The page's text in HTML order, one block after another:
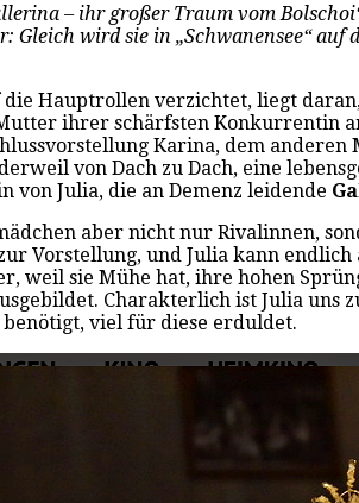
– ihr großer Traum vom
Gleich wird sie in „Schwanensee“ auf
die Hauptrollen verzichtet, liegt
ihrer schärfsten Konkurrentin
Karina, dem
von Dach zu Dach, eine
Julia, die an Demenz leidende
aber nicht nur Rivalinnen,
Vorstellung, und Julia kann
weil sie Mühe hat, ihre hohen
Charakterlich ist Julia uns
viel für diese erduldet.